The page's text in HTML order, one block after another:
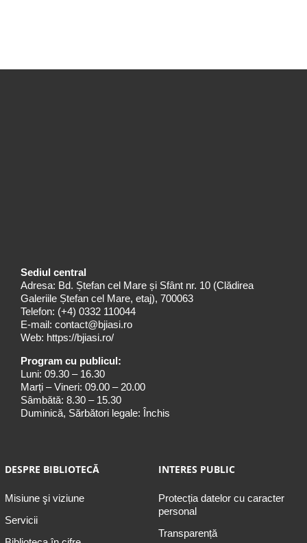
Sediul central
Adresa: Bd. Ștefan cel Mare și Sfânt nr. 10 (Clădirea
Galeriile Ștefan cel Mare, etaj), 700063
Telefon: (+4) 0332 110044
E-mail: contact@bjiasi.ro
Web: https://bjiasi.ro/
Program cu publicul:
Luni: 09.30 – 16.30
Marți – Vineri: 09.00 – 20.00
Sâmbătă: 8.30 – 15.30
Duminică, Sărbători legale: Închis
DESPRE BIBLIOTECĂ
Misiune şi viziune
Servicii
INTERES PUBLIC
Protecția datelor cu caracter
personal
Transparență